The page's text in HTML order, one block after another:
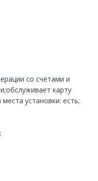
со счетами и
карту
установки: есть;